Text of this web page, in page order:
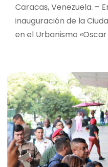
Caracas, Venezuela. –
inauguración de la
en el Urbanismo «Oscar